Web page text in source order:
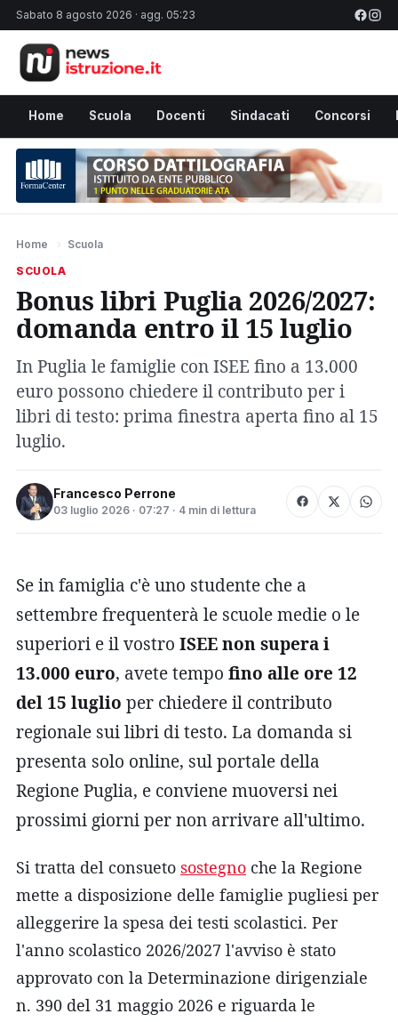
Sabato 8 agosto 2026 · agg. 05:23
Home Scuola Docenti Sindacati Concorsi
Home › Scuola
SCUOLA
Bonus libri Puglia 2026/2027:
domanda entro il 15 luglio
In Puglia le famiglie con ISEE fino a 13.000
euro possono chiedere il contributo per i
libri di testo: prima finestra aperta fino al 15
luglio.
Francesco Perrone
03 luglio 2026 · 07:27 · 4 min di lettura
Se in famiglia c'è uno studente che a
settembre frequenterà le scuole medie o le
superiori e il vostro ISEE non supera i
13.000 euro, avete tempo fino alle ore 12
del 15 luglio per chiedere il contributo
regionale sui libri di testo. La domanda si
presenta solo online, sul portale della
Regione Puglia, e conviene muoversi nei
prossimi giorni per non arrivare all'ultimo.
Si tratta del consueto sostegno che la Regione
mette a disposizione delle famiglie pugliesi per
alleggerire la spesa dei testi scolastici. Per
l'anno scolastico 2026/2027 l'avviso è stato
approvato con la Determinazione dirigenziale
n. 390 del 31 maggio 2026 e riguarda le